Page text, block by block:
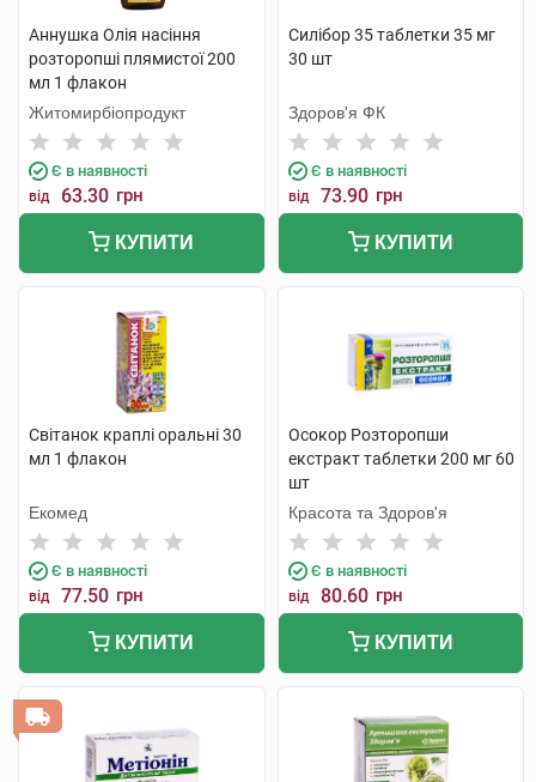
Аннушка Олія насіння
розторопші плямистої 200
мл 1 флакон
Житомирбіопродукт
Є в наявності
від 63.30 грн
КУПИТИ
Силібор 35 таблетки 35 мг
30 шт
Здоров'я ФК
Є в наявності
від 73.90 грн
КУПИТИ
Світанок краплі оральні 30
мл 1 флакон
Екомед
Є в наявності
від 77.50 грн
КУПИТИ
Осокор Розторопши
екстракт таблетки 200 мг 60
шт
Красота та Здоров'я
Є в наявності
від 80.60 грн
КУПИТИ